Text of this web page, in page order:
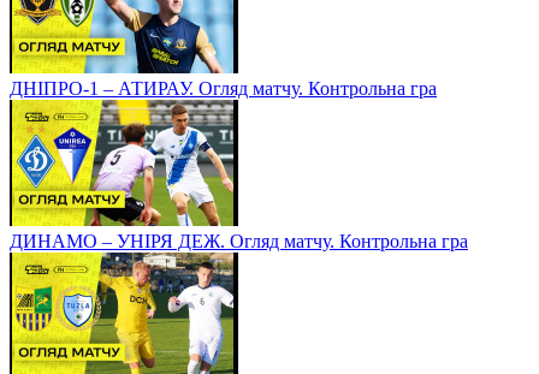
ДНІПРО-1 – АТИРАУ. Огляд матчу. Контрольна гра
ДИНАМО – УНІРЯ ДЕЖ. Огляд матчу. Контрольна гра